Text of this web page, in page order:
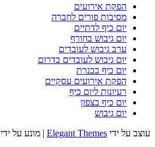
הפקת אירועים
מסיבות פורים לחברה
יום כיף לדתיים
יום גיבוש בחורף
ערב גיבוש לעובדים
יום גיבוש לעובדים בדרום
יום כיף בכנרת
הפקת אירועים עסקיים
רעיונות ליום כיף
יום כיף בצפון
יום גיבוש
עוצב על ידי Elegant Themes | מונע על ידי